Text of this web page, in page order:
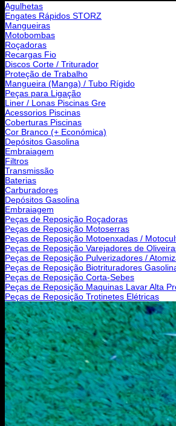
Agulhetas
Engates Rápidos STORZ
Mangueiras
Motobombas
Roçadoras
Recargas Fio
Discos Corte / Triturador
Proteção de Trabalho
Mangueira (Manga) / Tubo Rígido
Peças para Ligação
Liner / Lonas Piscinas Gre
Acessorios Piscinas
Coberturas Piscinas
Cor Branco (+ Económica)
Depósitos Gasolina
Embraiagem
Filtros
Transmissão
Baterias
Carburadores
Depósitos Gasolina
Embraiagem
Peças de Reposição Roçadoras
Peças de Reposição Motoserras
Peças de Reposição Motoenxadas /
Peças de Reposição Varejadores de
Peças de Reposição Pulverizadores /
Peças de Reposição Biotrituradores
Peças de Reposição Corta-Sebes
Peças de Reposição Maquinas Lavar Alta
Peças de Reposição Trotinetes Elétricas